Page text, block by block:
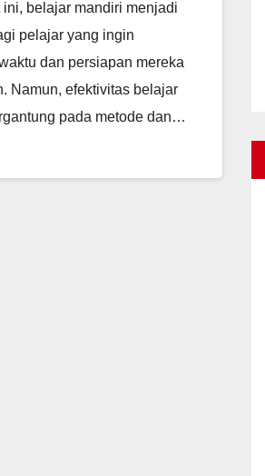
belajar mandiri menjadi
pelajar yang ingin
dan persiapan mereka
Namun, efektivitas belajar
pada metode dan…